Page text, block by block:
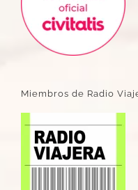
Miembros de Radio